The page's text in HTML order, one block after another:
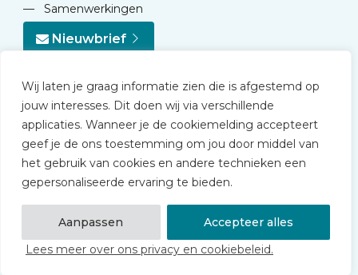
Wij laten je graag informatie zien die is afgestemd op
jouw interesses. Dit doen wij via verschillende
applicaties. Wanneer je de cookiemelding accepteert
geef je de ons toestemming om jou door middel van
het gebruik van cookies en andere technieken een
gepersonaliseerde ervaring te bieden.
Aanpassen
Accepteer alles
Lees meer over ons privacy en cookiebeleid.
—
Samenwerkingen
Nieuwbrief
© 2026 NVD
Privacy statement
Disclaimer